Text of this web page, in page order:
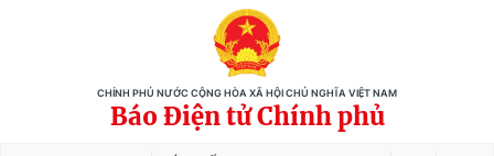
CHÍNH PHỦ NƯỚC CỘNG HÒA XÃ HỘI CHỦ NGHĨA VIỆT NAM
Báo Điện tử Chính phủ